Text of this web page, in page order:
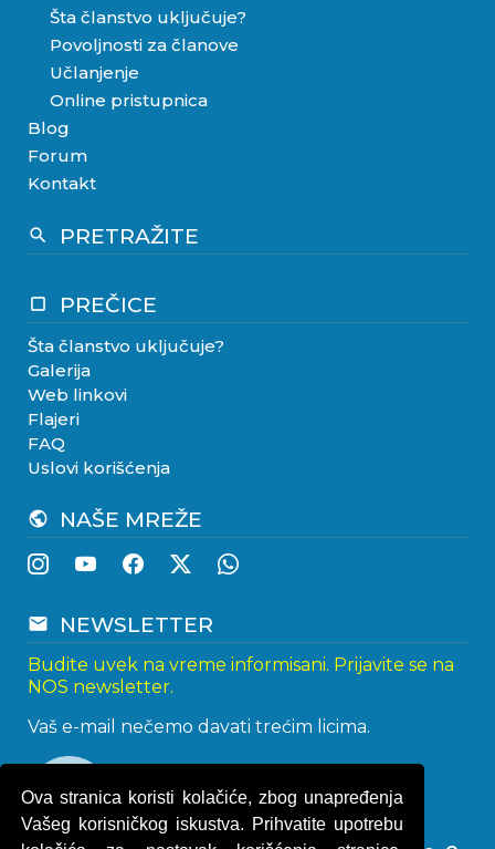
Ova stranica koristi kolačiće, zbog unapređenja
Vašeg korisničkog iskustva. Prihvatite upotrebu
Šta članstvo uključuje?
Povoljnosti za članove
Učlanjenje
Online pristupnica
Blog
Forum
Kontakt
search PRETRAŽITE
crop_square PREČICE
Šta članstvo uključuje?
Galerija
Web linkovi
Flajeri
FAQ
Uslovi korišćenja
public NAŠE MREŽE
email NEWSLETTER
Budite uvek na vreme informisani. Prijavite se na
NOS newsletter.
Vaš e-mail nečemo davati trećim licima.